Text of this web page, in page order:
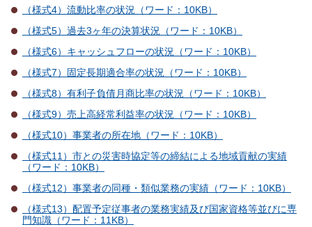
（様式4）流動比率の状況（ワード：10KB）
（様式5）過去3ヶ年の決算状況（ワード：10KB）
（様式6）キャッシュフローの状況（ワード：10KB）
（様式7）固定長期適合率の状況（ワード：10KB）
（様式8）有利子負債月商比率の状況（ワード：10KB）
（様式9）売上高経常利益率の状況（ワード：10KB）
（様式10）事業者の所在地（ワード：10KB）
（様式11）市との災害時協定等の締結による地域貢献の実績
（ワード：10KB）
（様式12）事業者の同種・類似業務の実績（ワード：10KB）
（様式13）配置予定従事者の業務実績及び国家資格等並びに専
門知識（ワード：11KB）